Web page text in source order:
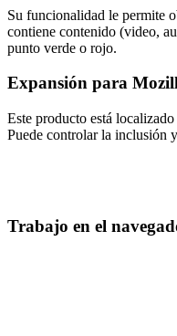
Su funcionalidad le permite
contiene contenido (video,
punto verde o rojo.
Expansión para
Este producto está
Puede controlar la inclusión
Trabajo en el